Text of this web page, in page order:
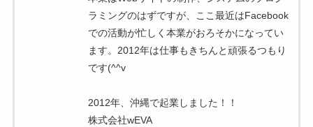
ラミングのはずですが、ここ最近はFacebook
での活動が忙しく本業がおろそかになってい
ます。2012年は仕事もきちんと頑張るつもり
です(^^v
2012年、沖縄で起業しました！！
株式会社wEVA